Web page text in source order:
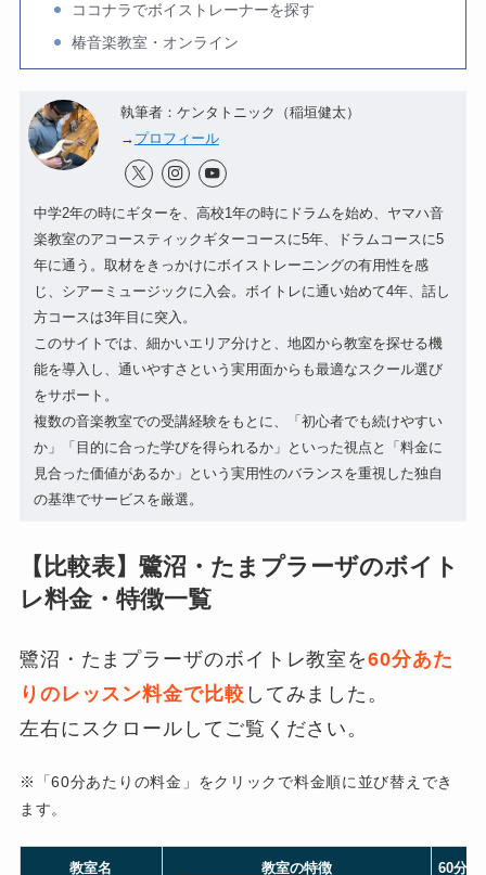
ココナラでボイストレーナーを探す
椿音楽教室・オンライン
執筆者：ケンタトニック（稲垣健太）
→ プロフィール
中学2年の時にギターを、高校1年の時にドラムを始め、ヤマハ音
楽教室のアコースティックギターコースに5年、ドラムコースに5
年に通う。取材をきっかけにボイストレーニングの有用性を感
じ、シアーミュージックに入会。ボイトレに通い始めて4年、話し
方コースは3年目に突入。
このサイトでは、細かいエリア分けと、地図から教室を探せる機
能を導入し、通いやすさという実用面からも最適なスクール選び
をサポート。
複数の音楽教室での受講経験をもとに、「初心者でも続けやすい
か」「目的に合った学びを得られるか」といった視点と「料金に
見合った価値があるか」という実用性のバランスを重視した独自
の基準でサービスを厳選。
【比較表】鷺沼・たまプラーザのボイト
レ料金・特徴一覧
鷺沼・たまプラーザのボイトレ教室を60分あた
りのレッスン料金で比較 してみました。
左右にスクロールしてご覧ください。
※「60分あたりの料金」をクリックで料金順に並び替えでき
ます。
教室名 教室の特徴 60分あ